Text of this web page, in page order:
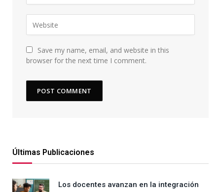
Save my name, email, and website in this
browser for the next time I comment.
Últimas Publicaciones
Los docentes avanzan en la integración